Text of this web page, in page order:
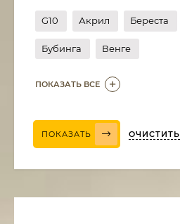
G10 Акрил Береста
Бубинга Венге
ПОКАЗАТЬ ВСЕ
ПОКАЗАТЬ ОЧИСТИТЬ